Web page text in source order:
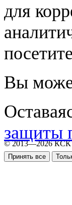
для
Вы
защиты
Принять все
© 2013—2026 КСК